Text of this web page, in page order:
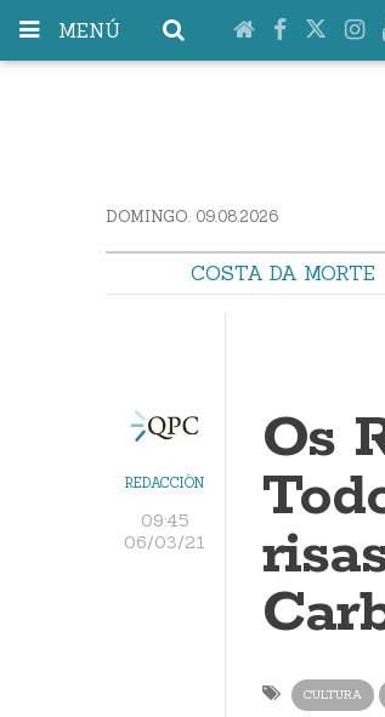
MENÚ
DOMINGO. 09.08.2026
COSTA DA MORTE
REDACCIÓN
09:45
06/03/21
Os
CULTURA